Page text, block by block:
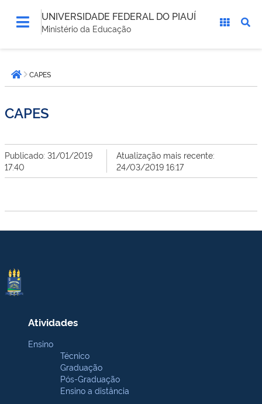
UNIVERSIDADE FEDERAL DO PIAUÍ
Ministério da Educação
está
aqui:Página inicial
CAPES
CAPES
Publicado: 31/01/2019
17:40
Atualização mais recente:
24/03/2019 16:17
Atividades
Ensino
Técnico
Graduação
Pós-Graduação
Ensino a distância